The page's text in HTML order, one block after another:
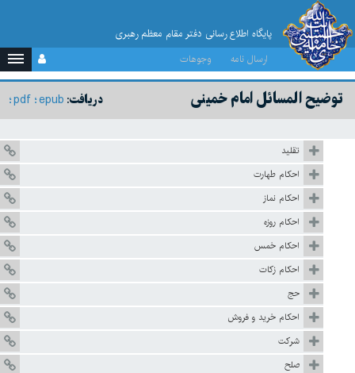
پایگاه اطلاع رسانی دفتر مقام معظم رهبری
ارسال نامه
وجوهات
دریافت: epub
pdf توضيح المسائل امام خمینی
تقليد
احكام طهارت
احكام نماز
احكام روزه
احكام خمس
احكام زكات
حج
احكام خريد و فروش
شركت
صلح